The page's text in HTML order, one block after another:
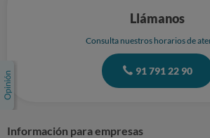
Llámanos
Consulta nuestros horarios de
91 791 22 90
Información para empresas